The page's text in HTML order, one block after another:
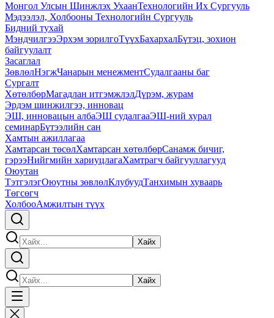
Монгол Улсын Шинжлэх УхаанТехнологийн Их Сургууль
Мэдээлэл, Холбооны Технологийн Сургууль
Бидний тухай
МэндчилгээЭрхэм зорилгоТүүхБахархалБүтэц, зохион
байгуулалт
Засаглал
ЗөвлөлНэгжЧанарын менежментСудалгааны баг
Сургалт
ХөтөлбөрМагадлан итгэмжлэлДүрэм, журам
Эрдэм шинжилгээ, инновац
ЭШ, инновацын албаЭШ судалгааЭШ-ний хурал
семинарБүтээлийн сан
Хамтын ажиллагаа
Хамтарсан төсөлХамтарсан хөтөлбөрСанамж бичиг,
гэрээНийгмийн хариуцлагаХамтрагч байгууллагууд
Оюутан
ТэтгэлэгОюутны зөвлөлКлубуудТанхимын хуваарь
Төгсөгч
ХолбооАмжилтын түүх
Хайх
Хайх